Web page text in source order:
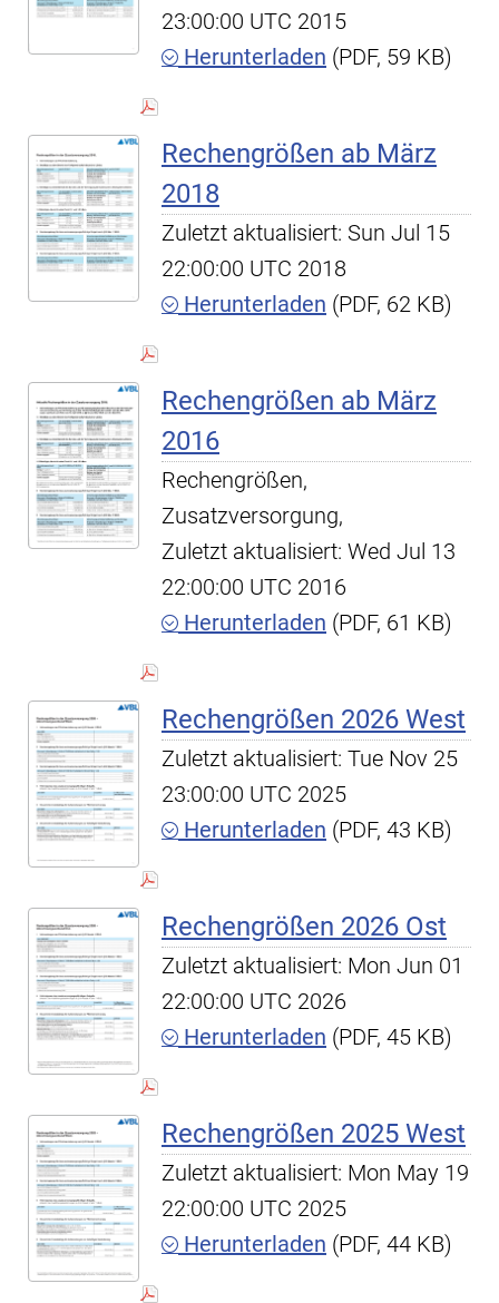
23:00:00 UTC 2015
Herunterladen (PDF, 59 KB)
Rechengrößen ab März
2018
Zuletzt aktualisiert: Sun Jul 15
22:00:00 UTC 2018
Herunterladen (PDF, 62 KB)
Rechengrößen ab März
2016
Rechengrößen,
Zusatzversorgung,
Zuletzt aktualisiert: Wed Jul 13
22:00:00 UTC 2016
Herunterladen (PDF, 61 KB)
Rechengrößen 2026 West
Zuletzt aktualisiert: Tue Nov 25
23:00:00 UTC 2025
Herunterladen (PDF, 43 KB)
Rechengrößen 2026 Ost
Zuletzt aktualisiert: Mon Jun 01
22:00:00 UTC 2026
Herunterladen (PDF, 45 KB)
Rechengrößen 2025 West
Zuletzt aktualisiert: Mon May 19
22:00:00 UTC 2025
Herunterladen (PDF, 44 KB)